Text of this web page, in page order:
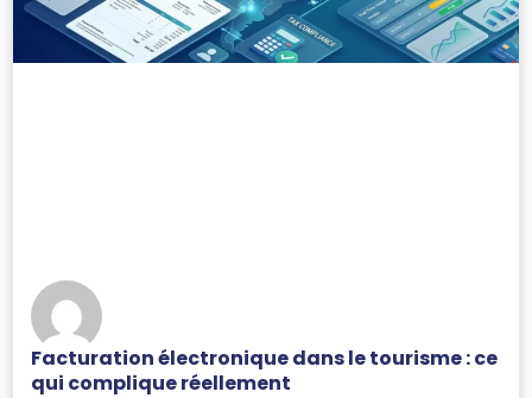
Facturation électronique dans le tourisme : ce
qui complique réellement